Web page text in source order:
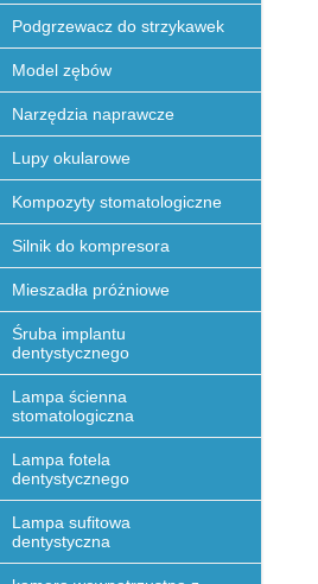
Podgrzewacz do strzykawek
Model zębów
Narzędzia naprawcze
Lupy okularowe
Kompozyty stomatologiczne
Silnik do kompresora
Mieszadła próżniowe
Śruba implantu
dentystycznego
Lampa ścienna
stomatologiczna
Lampa fotela
dentystycznego
Lampa sufitowa
dentystyczna